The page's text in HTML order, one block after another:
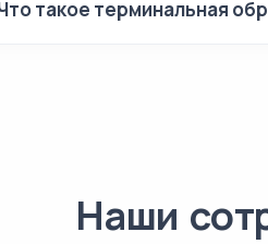
такое терминальная
Наши